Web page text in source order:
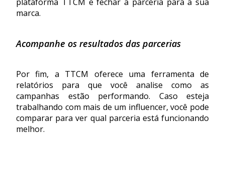
marca.
Acompanhe os resultados das parcerias
Por fim, a TTCM oferece uma ferramenta de
relatórios para que você analise como as
campanhas estão performando. Caso esteja
trabalhando com mais de um influencer, você pode
comparar para ver qual parceria está funcionando
melhor.